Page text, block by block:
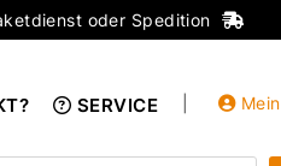
oder Spedition
SERVICE